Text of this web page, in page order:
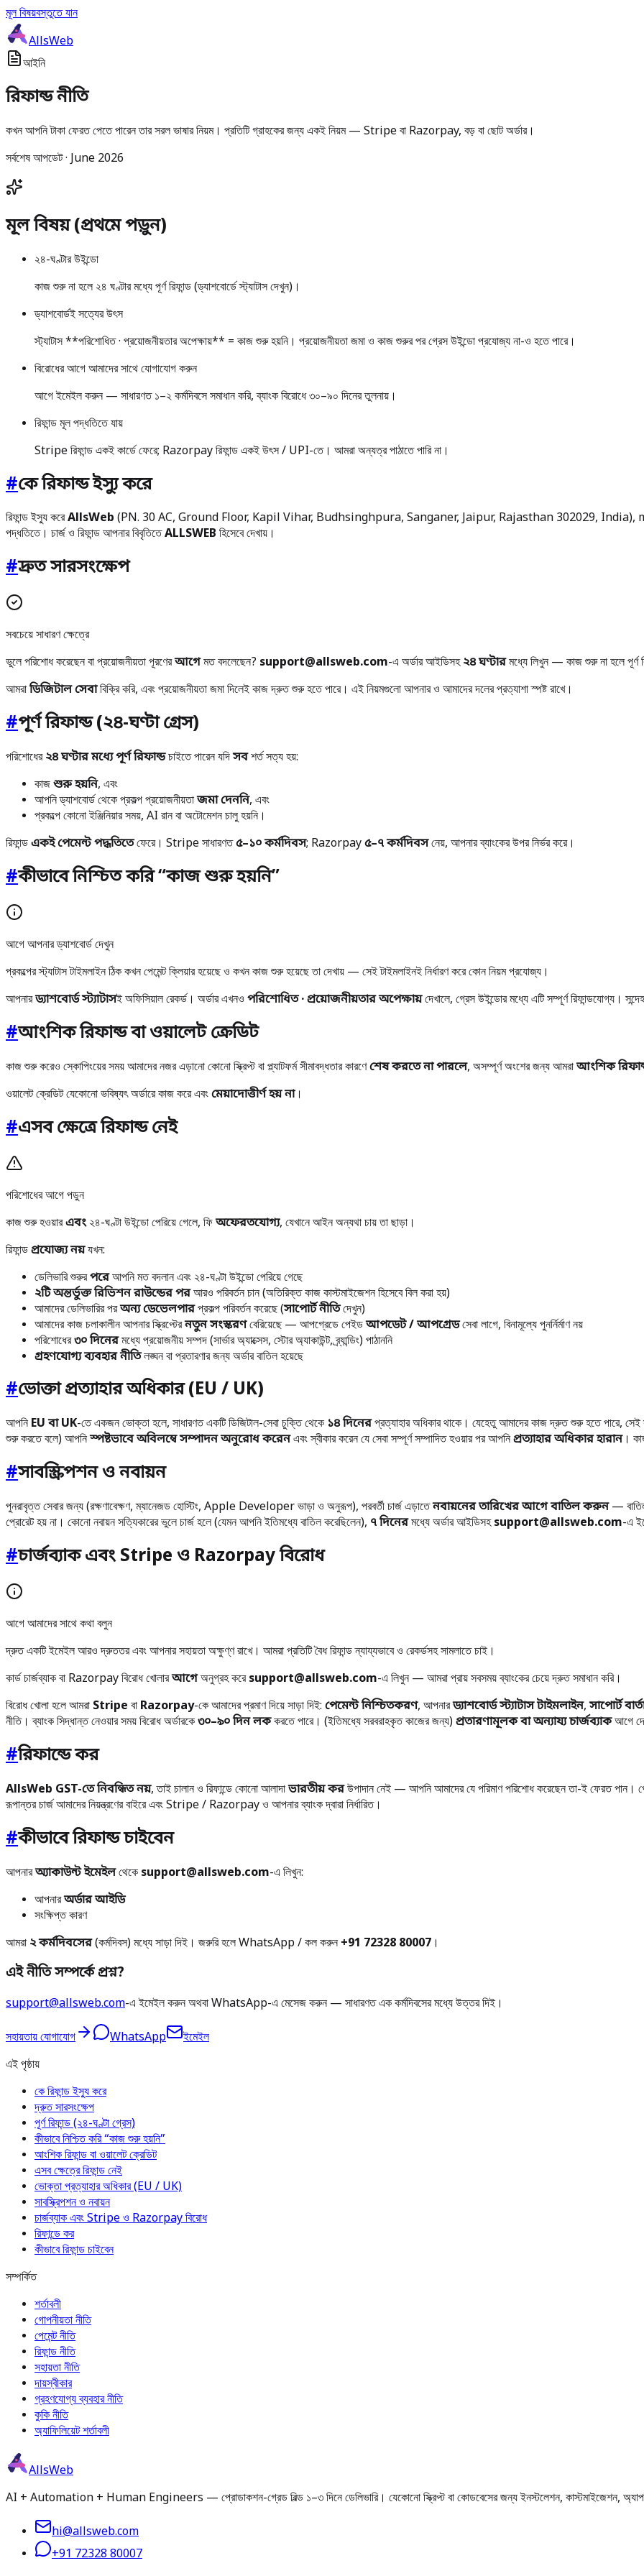
মূল বিষয়বস্তুতে যান
AllsWeb
আইনি
রিফান্ড নীতি
কখন আপনি টাকা ফেরত পেতে পারেন তার সরল ভাষার নিয়ম। প্রতিটি গ্রাহকের জন্য একই নিয়ম — Stripe বা Razorpay, বড় বা ছোট অর্ডার।
সর্বশেষ আপডেট · June 2026
মূল বিষয় (প্রথমে পড়ুন)
২৪-ঘণ্টার উইন্ডো
কাজ শুরু না হলে ২৪ ঘণ্টার মধ্যে পূর্ণ রিফান্ড (ড্যাশবোর্ডে স্ট্যাটাস দেখুন)।
ড্যাশবোর্ডই সত্যের উৎস
স্ট্যাটাস **পরিশোধিত · প্রয়োজনীয়তার অপেক্ষায়** = কাজ শুরু হয়নি। প্রয়োজনীয়তা জমা ও কাজ শুরুর পর গ্রেস উইন্ডো প্রযোজ্য না-ও হতে পারে।
বিরোধের আগে আমাদের সাথে যোগাযোগ করুন
আগে ইমেইল করুন — সাধারণত ১–২ কর্মদিবসে সমাধান করি, ব্যাংক বিরোধে ৩০–৯০ দিনের তুলনায়।
রিফান্ড মূল পদ্ধতিতে যায়
Stripe রিফান্ড একই কার্ডে ফেরে; Razorpay রিফান্ড একই উৎস / UPI-তে। আমরা অন্যত্র পাঠাতে পারি না।
#কে রিফান্ড ইস্যু করে
রিফান্ড ইস্যু করেAllsWeb (PN. 30 AC, Ground Floor, Kapil Vihar, Budhsinghpura, Sanganer, Jaipur, Rajasthan 302029, India),
পদ্ধতিতে। চার্জ ও রিফান্ড আপনার বিবৃতিতেALLSWEB হিসেবে দেখায়।
#দ্রুত সারসংক্ষেপ
সবচেয়ে সাধারণ ক্ষেত্রে
ভুলে পরিশোধ করেছেন বা প্রয়োজনীয়তা পূরণেরআগেমত বদলেছেন? support@allsweb.com-এ অর্ডার আইডিসহ২৪ ঘণ্টারমধ্যে লিখুন — কাজ শুরু না হলে পূর্ণ
আমরাডিজিটাল সেবাবিক্রি করি, এবং প্রয়োজনীয়তা জমা দিলেই কাজ দ্রুত শুরু হতে পারে। এই নিয়মগুলো আপনার ও আমাদের দলের প্রত্যাশা স্পষ্ট রাখে।
#পূর্ণ রিফান্ড (২৪-ঘণ্টা গ্রেস)
পরিশোধের২৪ ঘণ্টার মধ্যে পূর্ণ রিফান্ডচাইতে পারেন যদিসবশর্ত সত্য হয়:
কাজশুরু হয়নি, এবং
আপনি ড্যাশবোর্ড থেকে প্রকল্প প্রয়োজনীয়তাজমা দেননি, এবং
প্রকল্পে কোনো ইঞ্জিনিয়ার সময়, AI রান বা অটোমেশন চালু হয়নি।
রিফান্ডএকই পেমেন্ট পদ্ধতিতেফেরে। Stripe সাধারণত৫–১০ কর্মদিবস; Razorpay৫–৭ কর্মদিবসনেয়, আপনার ব্যাংকের উপর নির্ভর করে।
#কীভাবে নিশ্চিত করি “কাজ শুরু হয়নি”
আগে আপনার ড্যাশবোর্ড দেখুন
প্রকল্পের স্ট্যাটাস টাইমলাইন ঠিক কখন পেমেন্ট ক্লিয়ার হয়েছে ও কখন কাজ শুরু হয়েছে তা দেখায় — সেই টাইমলাইনই নির্ধারণ করে কোন নিয়ম প্রযোজ্য।
আপনারড্যাশবোর্ড স্ট্যাটাসই অফিসিয়াল রেকর্ড। অর্ডার এখনও পরিশোধিত · প্রয়োজনীয়তার অপেক্ষায়দেখালে, গ্রেস উইন্ডোর মধ্যে এটি সম্পূর্ণ রিফান্ডযোগ্য।
#আংশিক রিফান্ড বা ওয়ালেট ক্রেডিট
কাজ শুরু করেও স্কোপিংয়ের সময় আমাদের নজর এড়ানো কোনো স্ক্রিপ্ট বা প্ল্যাটফর্ম সীমাবদ্ধতার কারণেশেষ করতে না পারলে, অসম্পূর্ণ অংশের জন্য আমরাআংশিক
ওয়ালেট ক্রেডিট যেকোনো ভবিষ্যৎ অর্ডারে কাজ করে এবংমেয়াদোত্তীর্ণ হয় না।
#এসব ক্ষেত্রে রিফান্ড নেই
পরিশোধের আগে পড়ুন
কাজ শুরু হওয়ারএবং২৪-ঘণ্টা উইন্ডো পেরিয়ে গেলে, ফিঅফেরতযোগ্য, যেখানে আইন অন্যথা চায় তা ছাড়া।
রিফান্ডপ্রযোজ্য নয়যখন:
ডেলিভারি শুরুরপরেআপনি মত বদলান এবং ২৪-ঘণ্টা উইন্ডো পেরিয়ে গেছে
২টি অন্তর্ভুক্ত রিভিশন রাউন্ডের পরআরও পরিবর্তন চান (অতিরিক্ত কাজ কাস্টমাইজেশন হিসেবে বিল করা হয়)
আমাদের ডেলিভারির পরঅন্য ডেভেলপারপ্রকল্প পরিবর্তন করেছে (সাপোর্ট নীতিদেখুন)
আমাদের কাজ চলাকালীন আপনার স্ক্রিপ্টেরনতুন সংস্করণবেরিয়েছে — আপগ্রেডে পেইডআপডেট / আপগ্রেডসেবা লাগে, বিনামূল্যে পুনর্নির্মাণ নয়
পরিশোধের৩০ দিনেরমধ্যে প্রয়োজনীয় সম্পদ (সার্ভার অ্যাক্সেস, স্টোর অ্যাকাউন্ট, ব্র্যান্ডিং) পাঠাননি
গ্রহণযোগ্য ব্যবহার নীতিলঙ্ঘন বা প্রতারণার জন্য অর্ডার বাতিল হয়েছে
#ভোক্তা প্রত্যাহার অধিকার (EU / UK)
আপনিEU বা UK-তে একজন ভোক্তা হলে, সাধারণত একটি ডিজিটাল-সেবা চুক্তি থেকে ১৪ দিনেরপ্রত্যাহার অধিকার থাকে। যেহেতু আমাদের কাজ দ্রুত শুরু হতে পারে,
শুরু করতে বলে) আপনিস্পষ্টভাবে অবিলম্বে সম্পাদন অনুরোধ করেনএবং স্বীকার করেন যে সেবা সম্পূর্ণ সম্পাদিত হওয়ার পর আপনিপ্রত্যাহার অধিকার হারান।
#সাবস্ক্রিপশন ও নবায়ন
পুনরাবৃত্ত সেবার জন্য (রক্ষণাবেক্ষণ, ম্যানেজড হোস্টিং, Apple Developer ভাড়া ও অনুরূপ), পরবর্তী চার্জ এড়াতেনবায়নের তারিখের আগে বাতিল করুন—
প্রোরেট হয় না। কোনো নবায়ন সত্যিকারের ভুলে চার্জ হলে (যেমন আপনি ইতিমধ্যে বাতিল করেছিলেন), ৭ দিনেরমধ্যে অর্ডার আইডিসহsupport@allsweb.com-এ
#চার্জব্যাক এবং Stripe ও Razorpay বিরোধ
আগে আমাদের সাথে কথা বলুন
দ্রুত একটি ইমেইল আরও দ্রুততর এবং আপনার সহায়তা অক্ষুণ্ণ রাখে। আমরা প্রতিটি বৈধ রিফান্ড ন্যায্যভাবে ও রেকর্ডসহ সামলাতে চাই।
কার্ড চার্জব্যাক বা Razorpay বিরোধ খোলারআগেঅনুগ্রহ করেsupport@allsweb.com-এ লিখুন — আমরা প্রায় সবসময় ব্যাংকের চেয়ে দ্রুত সমাধান করি।
বিরোধ খোলা হলে আমরা Stripe বা Razorpay-কে আমাদের প্রমাণ দিয়ে সাড়া দিই: পেমেন্ট নিশ্চিতকরণ, আপনারড্যাশবোর্ড স্ট্যাটাস টাইমলাইন,সাপোর্ট
নীতি। ব্যাংক সিদ্ধান্ত নেওয়ার সময় বিরোধ অর্ডারকে৩০–৯০ দিন লককরতে পারে। (ইতিমধ্যে সরবরাহকৃত কাজের জন্য)প্রতারণামূলক বা অন্যায্য চার্জব্যাকআগে
#রিফান্ডে কর
AllsWeb GST-তে নিবন্ধিত নয়, তাই চালান ও রিফান্ডে কোনো আলাদাভারতীয় করউপাদান নেই — আপনি আমাদের যে পরিমাণ পরিশোধ করেছেন তা-ই ফেরত পান।
রূপান্তর চার্জ আমাদের নিয়ন্ত্রণের বাইরে এবং Stripe / Razorpay ও আপনার ব্যাংক দ্বারা নির্ধারিত।
#কীভাবে রিফান্ড চাইবেন
আপনারঅ্যাকাউন্ট ইমেইলথেকে support@allsweb.com-এ লিখুন:
আপনারঅর্ডার আইডি
সংক্ষিপ্ত কারণ
আমরা ২ কর্মদিবসের(কর্মদিবস) মধ্যে সাড়া দিই। জরুরি হলে WhatsApp / কল করুন+91 72328 80007 ।
এই নীতি সম্পর্কে প্রশ্ন?
support@allsweb.com-এ ইমেইল করুন অথবা WhatsApp-এ মেসেজ করুন — সাধারণত এক কর্মদিবসের মধ্যে উত্তর দিই।
সহায়তায় যোগাযোগ WhatsApp
ইমেইল
এই পৃষ্ঠায়
কে রিফান্ড ইস্যু করে
দ্রুত সারসংক্ষেপ
পূর্ণ রিফান্ড (২৪-ঘণ্টা গ্রেস)
কীভাবে নিশ্চিত করি “কাজ শুরু হয়নি”
আংশিক রিফান্ড বা ওয়ালেট ক্রেডিট
এসব ক্ষেত্রে রিফান্ড নেই
ভোক্তা প্রত্যাহার অধিকার (EU / UK)
সাবস্ক্রিপশন ও নবায়ন
চার্জব্যাক এবং Stripe ও Razorpay বিরোধ
রিফান্ডে কর
কীভাবে রিফান্ড চাইবেন
সম্পর্কিত
শর্তাবলী
গোপনীয়তা নীতি
পেমেন্ট নীতি
রিফান্ড নীতি
সহায়তা নীতি
দায়স্বীকার
গ্রহণযোগ্য ব্যবহার নীতি
কুকি নীতি
অ্যাফিলিয়েট শর্তাবলী
AllsWeb
AI + Automation + Human Engineers — প্রোডাকশন-গ্রেড বিল্ড ১–৩ দিনে ডেলিভারি। যেকোনো স্ক্রিপ্ট বা কোডবেসের জন্য ইনস্টলেশন, কাস্টমাইজেশন, অ্যাপ
hi@allsweb.com
+91 72328 80007